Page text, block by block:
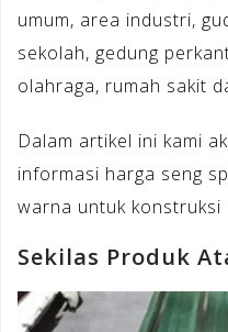
umum, area industri,
sekolah, gedung
olahraga, rumah sakit
Dalam artikel ini kami
informasi harga seng
warna untuk
Sekilas Produk